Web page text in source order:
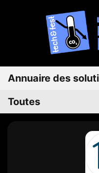
Annuaire des
Toutes